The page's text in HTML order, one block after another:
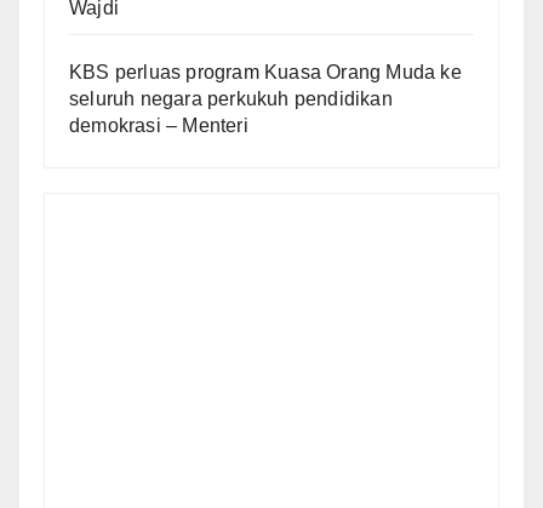
Wajdi
KBS perluas program Kuasa Orang Muda ke
seluruh negara perkukuh pendidikan
demokrasi – Menteri